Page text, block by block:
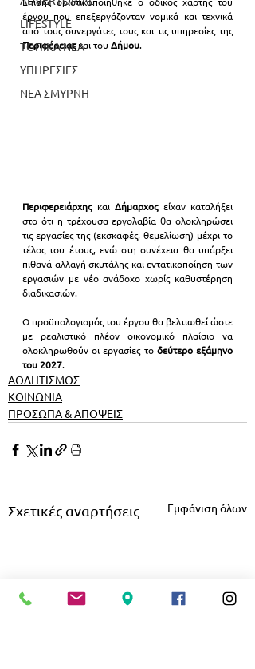
LIFESTYLE
ΤΟΠΙΚΑ ΝΕΑ
ΥΠΗΡΕΣΙΕΣ
ΝΕΑ ΣΜΥΡΝΗ
έργου που επεξεργάζονταν νομικά και τεχνικά
από τους συνεργάτες τους και τις υπηρεσίες της
Περιφέρειας και του Δήμου.
Περιφερειάρχης και Δήμαρχος είχαν καταλήξει
στο ότι η τρέχουσα εργολαβία θα ολοκληρώσει
τις εργασίες της (εκσκαφές, θεμελίωση) μέχρι το
τέλος του έτους, ενώ στη συνέχεια θα υπάρξει
πιθανά αλλαγή σκυτάλης και εντατικοποίηση των
εργασιών με νέο ανάδοχο χωρίς καθυστέρηση
διαδικασιών.
Ο προϋπολογισμός του έργου θα βελτιωθεί ώστε
με ρεαλιστικό πλέον οικονομικό πλαίσιο να
ολοκληρωθούν οι εργασίες το δεύτερο εξάμηνο
του 2027.
ΑΘΛΗΤΙΣΜΟΣ
ΚΟΙΝΩΝΙΑ
ΠΡΟΣΩΠΑ & ΑΠΟΨΕΙΣ
Σχετικές αναρτήσεις Εμφάνιση όλων